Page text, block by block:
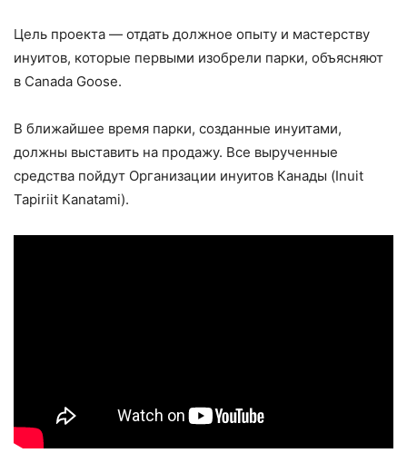
Цель проекта — отдать должное опыту и мастерству
инуитов, которые первыми изобрели парки, объясняют
в Canada Goose.
В ближайшее время парки, созданные инуитами,
должны выставить на продажу. Все вырученные
средства пойдут Организации инуитов Канады (Inuit
Tapiriit Kanatami).